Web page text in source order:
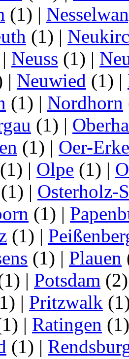
(1) |
(1) |
| Neuss (1) |
| Neuwied (1) |
(1) | Nordhorn
(1) |
(1) | Oer-
(1) | Olpe (1) |
(1) | Osterholz-
(1) |
(1) |
(1) | Plauen
| Potsdam
| Pritzwalk
| Ratingen
(1) |